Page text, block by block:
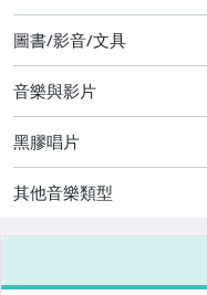
[全店] 週年慶
圖書/影音/文具
音樂與影片
黑膠唱片
其他音樂類型